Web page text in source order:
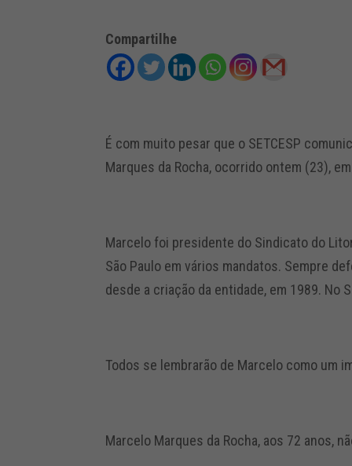
Compartilhe
É com muito pesar que o SETCESP
Marques da Rocha, ocorrido ontem (23),
Marcelo foi presidente do Sindicato do
São Paulo em vários mandatos. Sempre
desde a criação da entidade, em 1989. No
Todos se lembrarão de Marcelo como um
Marcelo Marques da Rocha, aos 72 anos,